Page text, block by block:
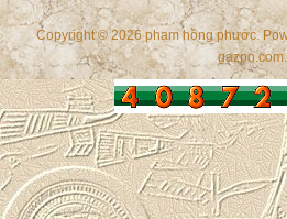
Copyright © 2026 phạm hồng phước.
gazpo.com.